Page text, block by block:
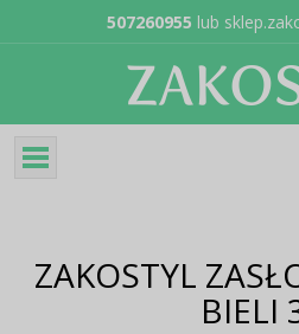
507260955 lub
ZAKOSTYL
BIELI